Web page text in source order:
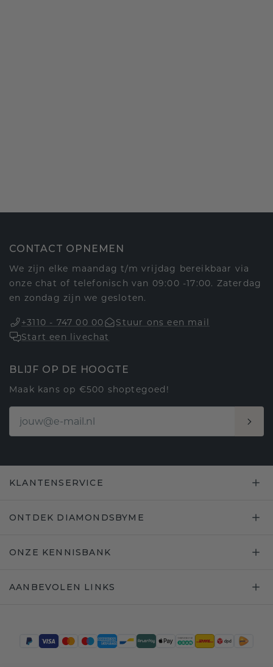
CONTACT OPNEMEN
We zijn elke maandag t/m vrijdag bereikbaar via
onze chat of telefonisch van 09:00 -17:00. Zaterdag
en zondag zijn we gesloten.
+3110 - 747 00 00
Stuur ons een mail
Start een livechat
BLIJF OP DE HOOGTE
Maak kans op €500 shoptegoed!
KLANTENSERVICE
ONTDEK DIAMONDSBYME
ONZE KENNISBANK
AANBEVOLEN LINKS